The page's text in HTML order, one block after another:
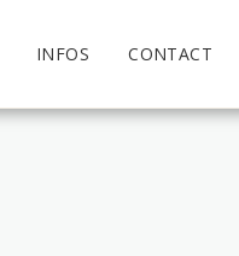
INFOS CONTACT